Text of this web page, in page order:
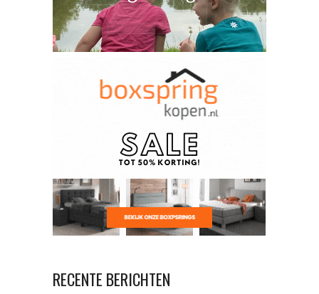
RECENTE BERICHTEN